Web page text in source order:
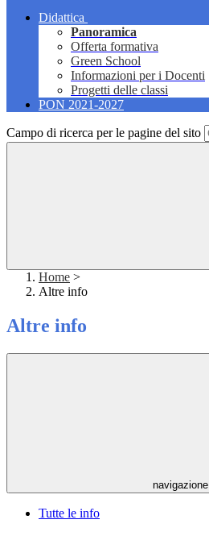
Didattica
Panoramica
Offerta formativa
Green School
Informazioni per i Docenti
Progetti delle classi
PON 2021-2027
Campo di ricerca per le pagine del sito
Home >
Altre info
Altre info
navigazione
Tutte le info